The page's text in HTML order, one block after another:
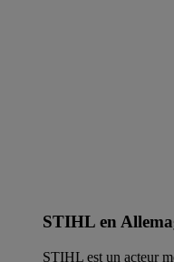
STIHL en
STIHL est un acteur